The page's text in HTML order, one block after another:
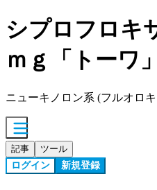
シプロフロキ
ｍｇ「トーワ」
ニューキノロン系 (フルオロ
記事 ツール
ログイン 新規登録